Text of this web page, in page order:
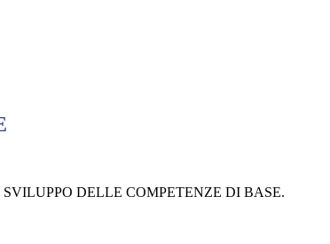
SVILUPPO DELLE COMPETENZE DI BASE.